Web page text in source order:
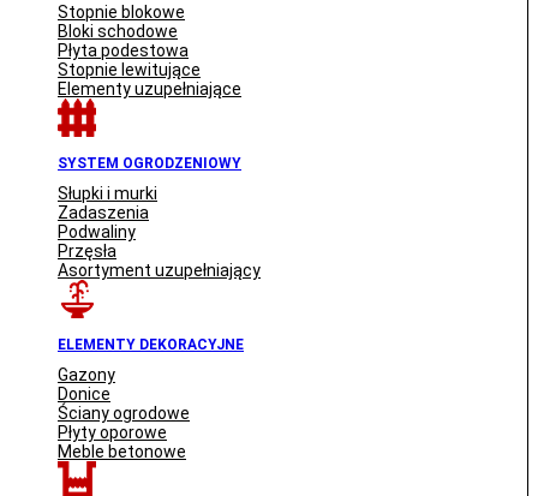
Stopnie blokowe
Bloki schodowe
Płyta podestowa
Stopnie lewitujące
Elementy uzupełniające
SYSTEM OGRODZENIOWY
Słupki i murki
Zadaszenia
Podwaliny
Przęsła
Asortyment uzupełniający
ELEMENTY DEKORACYJNE
Gazony
Donice
Ściany ogrodowe
Płyty oporowe
Meble betonowe